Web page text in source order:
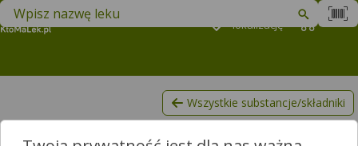
lokalizację
Znajdź lek w swojej okolicy
Potasu cytrynian
Wszystkie substancje/składniki